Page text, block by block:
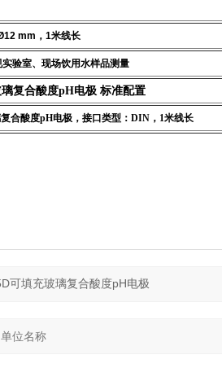
mm ，1米线长
验室、现场饮用水样品测量
璃复合酸度pH电极标准配置
合酸度pH电极，接口类型：DIN，1米线长